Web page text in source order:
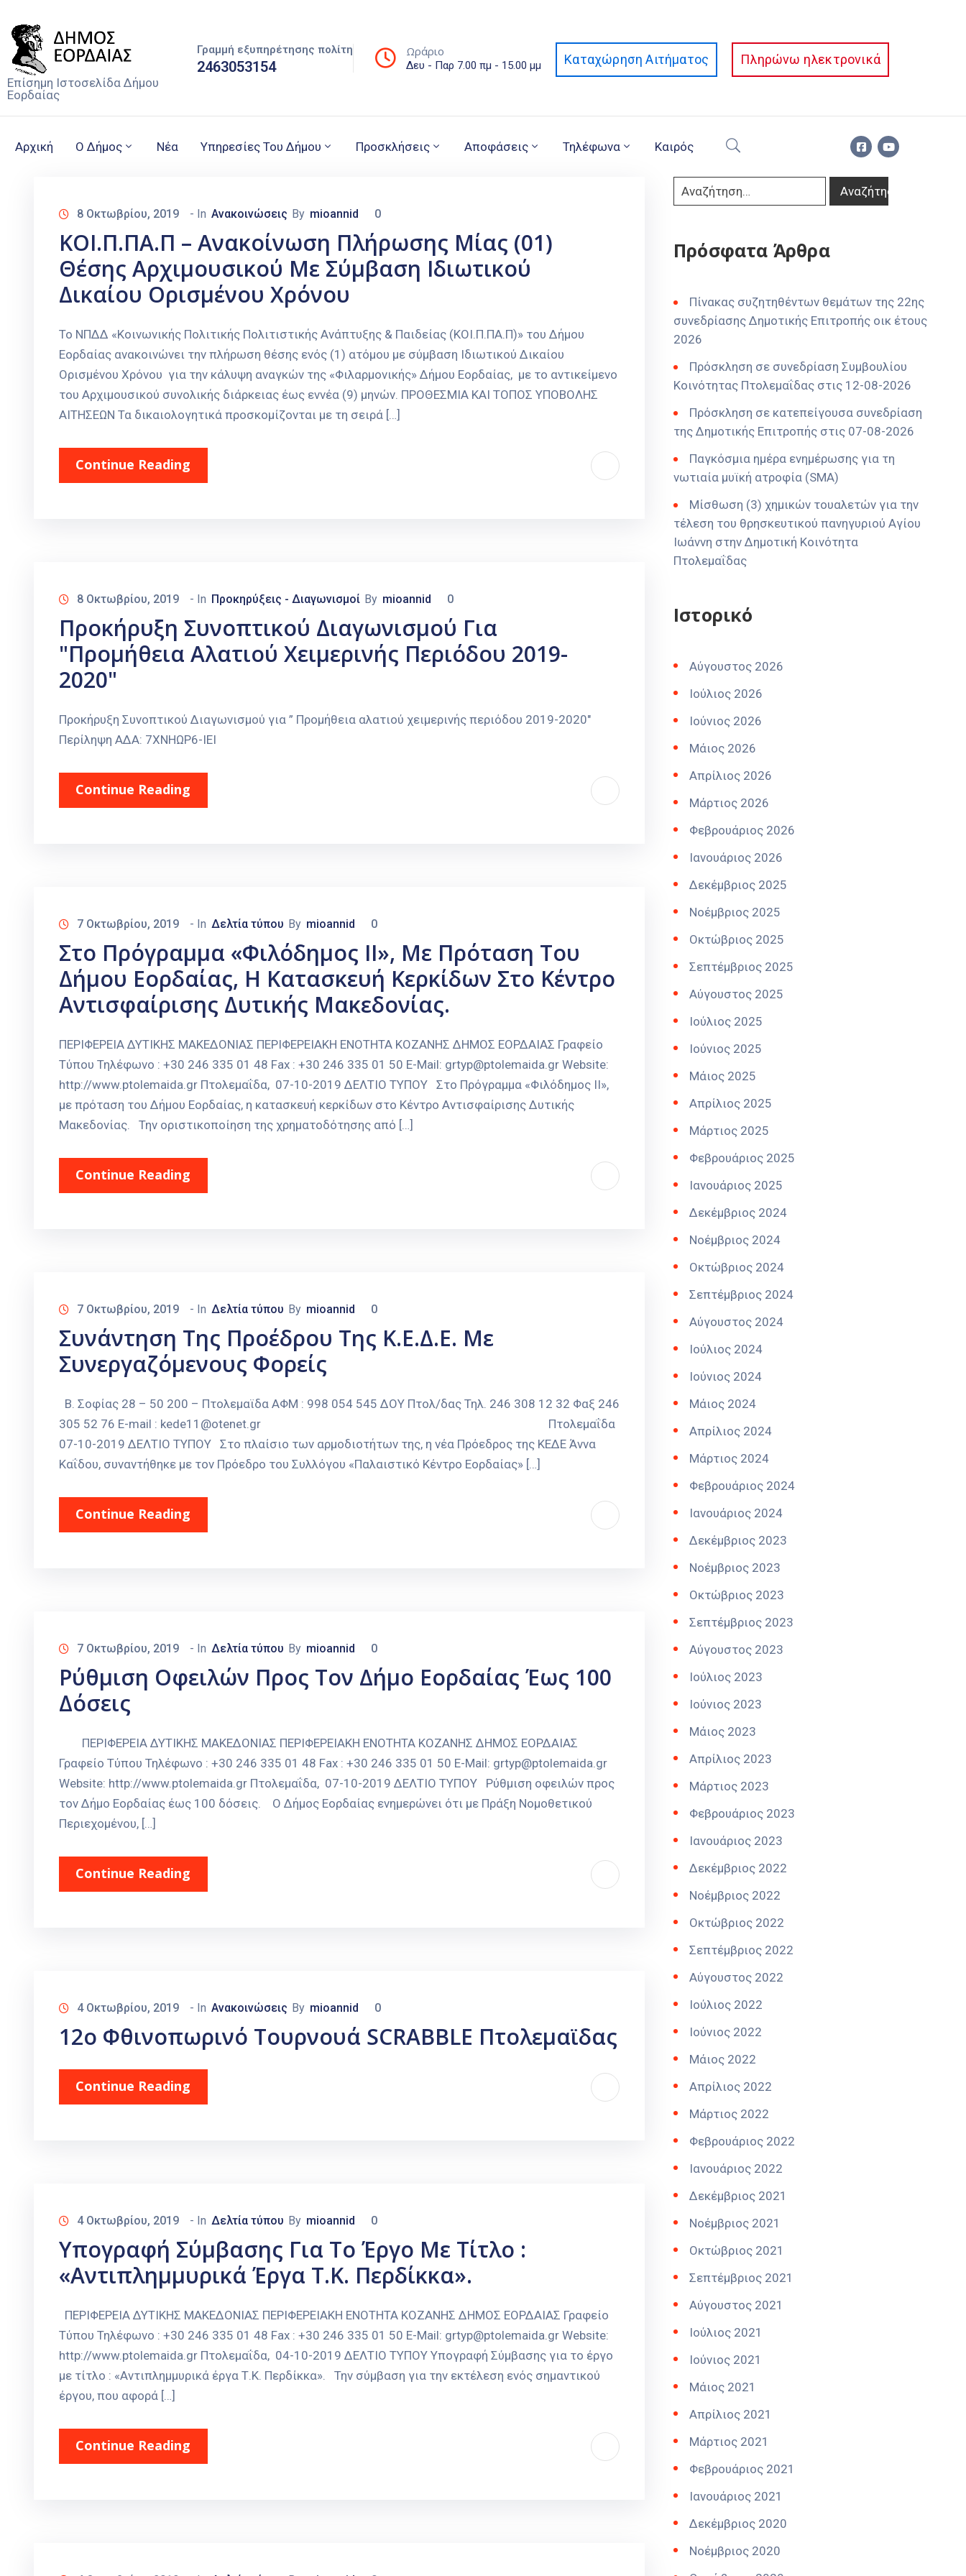
Επίσημη Ιστοσελίδα Δήμου
Εορδαίας
Γραμμή εξυπηρέτησης πολίτη
2463053154
Ωράριο
Δευ - Παρ 7.00 πμ - 15.00 μμ Καταχώρηση Αιτήματος Πληρώνω ηλεκτρονικά
Αρχική Ο Δήμος Νέα Υπηρεσίες Του Δήμου Προσκλήσεις Αποφάσεις Τηλέφωνα Καιρός
8 Οκτωβρίου, 2019 - In Ανακοινώσεις By mioannid 0
ΚΟΙ.Π.ΠΑ.Π – Ανακοίνωση Πλήρωσης Μίας (01)
Θέσης Αρχιμουσικού Με Σύμβαση Ιδιωτικού
Δικαίου Ορισμένου Χρόνου
Το ΝΠΔΔ «Κοινωνικής Πολιτικής Πολιτιστικής Ανάπτυξης & Παιδείας (ΚΟΙ.Π.ΠΑ.Π)» του Δήμου
Εορδαίας ανακοινώνει την πλήρωση θέσης ενός (1) ατόμου με σύμβαση Ιδιωτικού Δικαίου
Ορισμένου Χρόνου για την κάλυψη αναγκών της «Φιλαρμονικής» Δήμου Εορδαίας, με το αντικείμενο
του Αρχιμουσικού συνολικής διάρκειας έως εννέα (9) μηνών. ΠΡΟΘΕΣΜΙΑ ΚΑΙ ΤΟΠΟΣ ΥΠΟΒΟΛΗΣ
ΑΙΤΗΣΕΩΝ Τα δικαιολογητικά προσκομίζονται με τη σειρά […]
Continue Reading
8 Οκτωβρίου, 2019 - In Προκηρύξεις - Διαγωνισμοί By mioannid 0
Προκήρυξη Συνοπτικού Διαγωνισμού Για
"Προμήθεια Αλατιού Χειμερινής Περιόδου 2019-
2020"
Προκήρυξη Συνοπτικού Διαγωνισμού για ” Προμήθεια αλατιού χειμερινής περιόδου 2019-2020″
Περίληψη ΑΔΑ: 7ΧΝΗΩΡ6-ΙΕΙ
Continue Reading
7 Οκτωβρίου, 2019 - In Δελτία τύπου By mioannid 0
Στο Πρόγραμμα «Φιλόδημος II», Με Πρόταση Του
Δήμου Εορδαίας, Η Κατασκευή Κερκίδων Στο Κέντρο
Αντισφαίρισης Δυτικής Μακεδονίας.
ΠΕΡΙΦΕΡΕΙΑ ΔΥΤΙΚΗΣ ΜΑΚΕΔΟΝΙΑΣ ΠΕΡΙΦΕΡΕΙΑΚΗ ΕΝΟΤΗΤΑ ΚΟΖΑΝΗΣ ΔΗΜΟΣ ΕΟΡΔΑΙΑΣ Γραφείο
Τύπου Τηλέφωνο : +30 246 335 01 48 Fax : +30 246 335 01 50 E-Mail: grtyp@ptolemaida.gr Website:
http://www.ptolemaida.gr Πτολεμαΐδα, 07-10-2019 ΔΕΛΤΙΟ ΤΥΠΟΥ Στο Πρόγραμμα «Φιλόδημος II»,
με πρόταση του Δήμου Εορδαίας, η κατασκευή κερκίδων στο Κέντρο Αντισφαίρισης Δυτικής
Μακεδονίας. Την οριστικοποίηση της χρηματοδότησης από […]
Continue Reading
7 Οκτωβρίου, 2019 - In Δελτία τύπου By mioannid 0
Συνάντηση Της Προέδρου Της Κ.Ε.Δ.Ε. Με
Συνεργαζόμενους Φορείς
Β. Σοφίας 28 – 50 200 – Πτολεμαϊδα ΑΦΜ : 998 054 545 ΔΟΥ Πτολ/δας Τηλ. 246 308 12 32 Φαξ 246
305 52 76 E-mail : kede11@otenet.gr Πτολεμαΐδα
07-10-2019 ΔΕΛΤΙΟ ΤΥΠΟΥ Στο πλαίσιο των αρμοδιοτήτων της, η νέα Πρόεδρος της ΚΕΔΕ Άννα
Καΐδου, συναντήθηκε με τον Πρόεδρο του Συλλόγου «Παλαιστικό Κέντρο Εορδαίας» […]
Continue Reading
7 Οκτωβρίου, 2019 - In Δελτία τύπου By mioannid 0
Ρύθμιση Οφειλών Προς Τον Δήμο Εορδαίας Έως 100
Δόσεις
ΠΕΡΙΦΕΡΕΙΑ ΔΥΤΙΚΗΣ ΜΑΚΕΔΟΝΙΑΣ ΠΕΡΙΦΕΡΕΙΑΚΗ ΕΝΟΤΗΤΑ ΚΟΖΑΝΗΣ ΔΗΜΟΣ ΕΟΡΔΑΙΑΣ
Γραφείο Τύπου Τηλέφωνο : +30 246 335 01 48 Fax : +30 246 335 01 50 E-Mail: grtyp@ptolemaida.gr
Website: http://www.ptolemaida.gr Πτολεμαΐδα, 07-10-2019 ΔΕΛΤΙΟ ΤΥΠΟΥ Ρύθμιση οφειλών προς
τον Δήμο Εορδαίας έως 100 δόσεις. Ο Δήμος Εορδαίας ενημερώνει ότι με Πράξη Νομοθετικού
Περιεχομένου, […]
Continue Reading
4 Οκτωβρίου, 2019 - In Ανακοινώσεις By mioannid 0
12o Φθινοπωρινό Τουρνουά SCRABBLE Πτολεμαϊδας
Continue Reading
4 Οκτωβρίου, 2019 - In Δελτία τύπου By mioannid 0
Υπογραφή Σύμβασης Για Το Έργο Με Τίτλο :
«Αντιπλημμυρικά Έργα Τ.Κ. Περδίκκα».
ΠΕΡΙΦΕΡΕΙΑ ΔΥΤΙΚΗΣ ΜΑΚΕΔΟΝΙΑΣ ΠΕΡΙΦΕΡΕΙΑΚΗ ΕΝΟΤΗΤΑ ΚΟΖΑΝΗΣ ΔΗΜΟΣ ΕΟΡΔΑΙΑΣ Γραφείο
Τύπου Τηλέφωνο : +30 246 335 01 48 Fax : +30 246 335 01 50 E-Mail: grtyp@ptolemaida.gr Website:
http://www.ptolemaida.gr Πτολεμαΐδα, 04-10-2019 ΔΕΛΤΙΟ ΤΥΠΟΥ Υπογραφή Σύμβασης για το έργο
με τίτλο : «Αντιπλημμυρικά έργα Τ.Κ. Περδίκκα». Την σύμβαση για την εκτέλεση ενός σημαντικού
έργου, που αφορά […]
Continue Reading
Πρόσφατα Άρθρα
Πίνακας συζητηθέντων θεμάτων της 22ης
συνεδρίασης Δημοτικής Επιτροπής οικ έτους
2026
Πρόσκληση σε συνεδρίαση Συμβουλίου
Κοινότητας Πτολεμαΐδας στις 12-08-2026
Πρόσκληση σε κατεπείγουσα συνεδρίαση
της Δημοτικής Επιτροπής στις 07-08-2026
Παγκόσμια ημέρα ενημέρωσης για τη
νωτιαία μυϊκή ατροφία (SMA)
Μίσθωση (3) χημικών τουαλετών για την
τέλεση του θρησκευτικού πανηγυριού Αγίου
Ιωάννη στην Δημοτική Κοινότητα
Πτολεμαΐδας
Ιστορικό
Αύγουστος 2026
Ιούλιος 2026
Ιούνιος 2026
Μάιος 2026
Απρίλιος 2026
Μάρτιος 2026
Φεβρουάριος 2026
Ιανουάριος 2026
Δεκέμβριος 2025
Νοέμβριος 2025
Οκτώβριος 2025
Σεπτέμβριος 2025
Αύγουστος 2025
Ιούλιος 2025
Ιούνιος 2025
Μάιος 2025
Απρίλιος 2025
Μάρτιος 2025
Φεβρουάριος 2025
Ιανουάριος 2025
Δεκέμβριος 2024
Νοέμβριος 2024
Οκτώβριος 2024
Σεπτέμβριος 2024
Αύγουστος 2024
Ιούλιος 2024
Ιούνιος 2024
Μάιος 2024
Απρίλιος 2024
Μάρτιος 2024
Φεβρουάριος 2024
Ιανουάριος 2024
Δεκέμβριος 2023
Νοέμβριος 2023
Οκτώβριος 2023
Σεπτέμβριος 2023
Αύγουστος 2023
Ιούλιος 2023
Ιούνιος 2023
Μάιος 2023
Απρίλιος 2023
Μάρτιος 2023
Φεβρουάριος 2023
Ιανουάριος 2023
Δεκέμβριος 2022
Νοέμβριος 2022
Οκτώβριος 2022
Σεπτέμβριος 2022
Αύγουστος 2022
Ιούλιος 2022
Ιούνιος 2022
Μάιος 2022
Απρίλιος 2022
Μάρτιος 2022
Φεβρουάριος 2022
Ιανουάριος 2022
Δεκέμβριος 2021
Νοέμβριος 2021
Οκτώβριος 2021
Σεπτέμβριος 2021
Αύγουστος 2021
Ιούλιος 2021
Ιούνιος 2021
Μάιος 2021
Απρίλιος 2021
Μάρτιος 2021
Φεβρουάριος 2021
Ιανουάριος 2021
Δεκέμβριος 2020
Νοέμβριος 2020